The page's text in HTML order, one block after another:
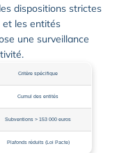
dispositions strictes
et les entités
une surveillance
Critère spécifique
Cumul des entités
Subventions > 153 000 euros
Plafonds réduits (Loi Pacte)